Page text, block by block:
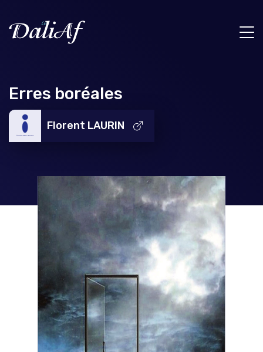
Erres boréales
Florent LAURIN